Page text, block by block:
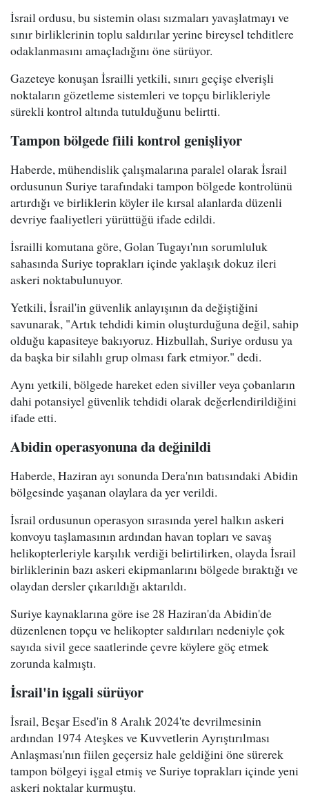
İsrail ordusu, bu sistemin olası sızmaları yavaşlatmayı ve
sınır birliklerinin toplu saldırılar yerine bireysel tehditlere
odaklanmasını amaçladığını öne sürüyor.
Gazeteye konuşan İsrailli yetkili, sınırı geçişe elverişli
noktaların gözetleme sistemleri ve topçu birlikleriyle
sürekli kontrol altında tutulduğunu belirtti.
Tampon bölgede fiili kontrol genişliyor
Haberde, mühendislik çalışmalarına paralel olarak İsrail
ordusunun Suriye tarafındaki tampon bölgede kontrolünü
artırdığı ve birliklerin köyler ile kırsal alanlarda düzenli
devriye faaliyetleri yürüttüğü ifade edildi.
İsrailli komutana göre, Golan Tugayı'nın sorumluluk
sahasında Suriye toprakları içinde yaklaşık dokuz ileri
askeri noktabulunuyor.
Yetkili, İsrail'in güvenlik anlayışının da değiştiğini
savunarak, "Artık tehdidi kimin oluşturduğuna değil, sahip
olduğu kapasiteye bakıyoruz. Hizbullah, Suriye ordusu ya
da başka bir silahlı grup olması fark etmiyor." dedi.
Aynı yetkili, bölgede hareket eden siviller veya çobanların
dahi potansiyel güvenlik tehdidi olarak değerlendirildiğini
ifade etti.
Abidin operasyonuna da değinildi
Haberde, Haziran ayı sonunda Dera'nın batısındaki Abidin
bölgesinde yaşanan olaylara da yer verildi.
İsrail ordusunun operasyon sırasında yerel halkın askeri
konvoyu taşlamasının ardından havan topları ve savaş
helikopterleriyle karşılık verdiği belirtilirken, olayda İsrail
birliklerinin bazı askeri ekipmanlarını bölgede bıraktığı ve
olaydan dersler çıkarıldığı aktarıldı.
Suriye kaynaklarına göre ise 28 Haziran'da Abidin'de
düzenlenen topçu ve helikopter saldırıları nedeniyle çok
sayıda sivil gece saatlerinde çevre köylere göç etmek
zorunda kalmıştı.
İsrail'in işgali sürüyor
İsrail, Beşar Esed'in 8 Aralık 2024'te devrilmesinin
ardından 1974 Ateşkes ve Kuvvetlerin Ayrıştırılması
Anlaşması'nın fiilen geçersiz hale geldiğini öne sürerek
tampon bölgeyi işgal etmiş ve Suriye toprakları içinde yeni
askeri noktalar kurmuştu.